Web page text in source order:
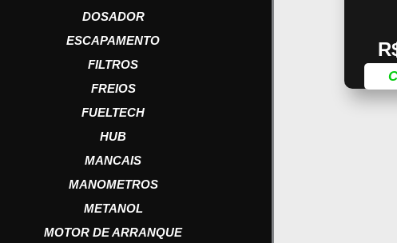
DOSADOR
ESCAPAMENTO
FILTROS
FREIOS
FUELTECH
HUB
MANCAIS
MANOMETROS
METANOL
MOTOR DE ARRANQUE